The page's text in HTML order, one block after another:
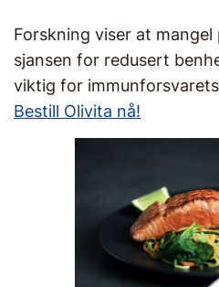
Forskning viser at
sjansen for redusert
viktig for
Bestill Olivita nå!